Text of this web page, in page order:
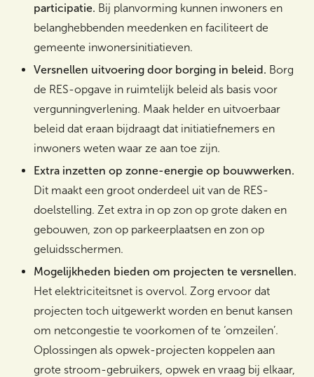
participatie. Bij planvorming kunnen inwoners en
belanghebbenden meedenken en faciliteert de
gemeente inwonersinitiatieven.
Versnellen uitvoering door borging in beleid. Borg
de RES-opgave in ruimtelijk beleid als basis voor
vergunningverlening. Maak helder en uitvoerbaar
beleid dat eraan bijdraagt dat initiatiefnemers en
inwoners weten waar ze aan toe zijn.
Extra inzetten op zonne-energie op bouwwerken.
Dit maakt een groot onderdeel uit van de RES-
doelstelling. Zet extra in op zon op grote daken en
gebouwen, zon op parkeerplaatsen en zon op
geluidsschermen.
Mogelijkheden bieden om projecten te versnellen.
Het elektriciteitsnet is overvol. Zorg ervoor dat
projecten toch uitgewerkt worden en benut kansen
om netcongestie te voorkomen of te ‘omzeilen’.
Oplossingen als opwek-projecten koppelen aan
grote stroom-gebruikers, opwek en vraag bij elkaar,